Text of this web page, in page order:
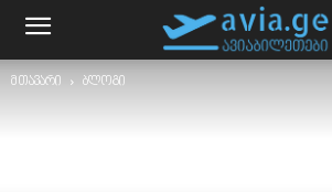
მთავარი ბლოგი